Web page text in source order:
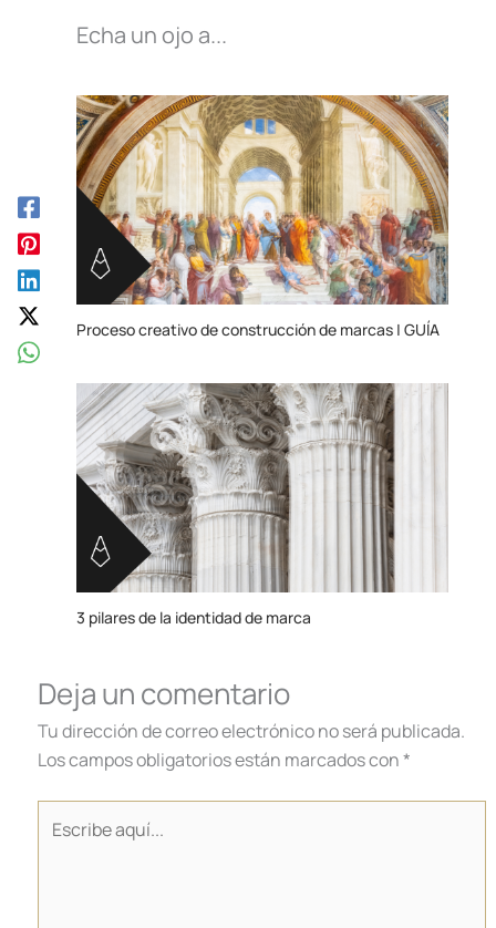
Echa un ojo a...
Proceso creativo de construcción de marcas | GUÍA
3 pilares de la identidad de marca
Deja un comentario
Tu dirección de correo electrónico no será publicada.
Los campos obligatorios están marcados con*
aquí...